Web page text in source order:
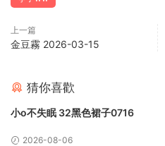
上一篇
金豆霧 2026-03-15
猜你喜歡
小o不失眠 32黑色裙子0716
2026-08-06